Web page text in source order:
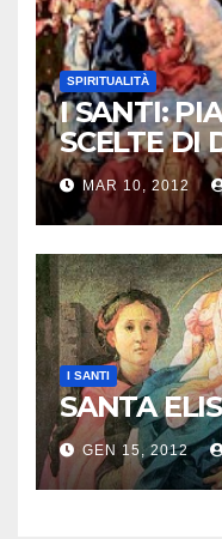
SPIRITUALITÀ
I SANTI:
SCELTE DI
MAR 10, 2012
I SANTI
SANTA
GEN 15, 2012